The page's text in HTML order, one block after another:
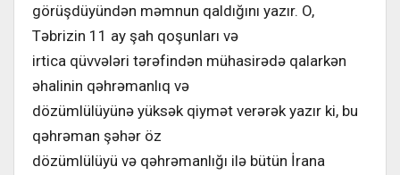
görüşdüyündən məmnun qaldığını yazır. O,
Təbrizin 11 ay şah qoşunları və
irtica qüvvələri tərəfindən mühasirədə qalarkən
əhalinin qəhrəmanlıq və
dözümlülüyünə yüksək qiymət verərək yazır ki, bu
qəhrəman şəhər öz
dözümlülüyü və qəhrəmanlığı ilə bütün İrana